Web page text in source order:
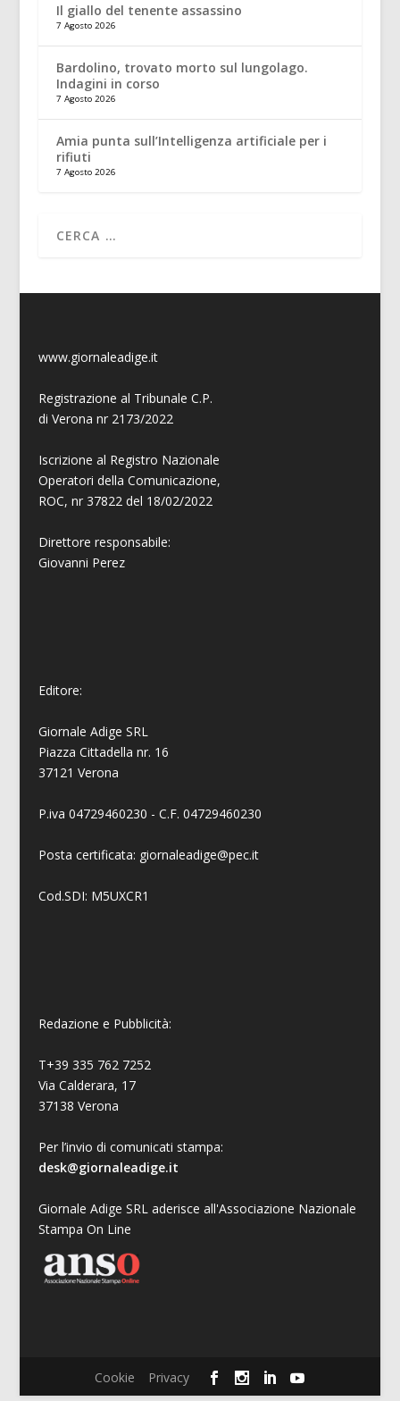
Il giallo del tenente assassino
7 Agosto 2026
Bardolino, trovato morto sul lungolago.
Indagini in corso
7 Agosto 2026
Amia punta sull’Intelligenza artificiale per i
rifiuti
7 Agosto 2026
www.giornaleadige.it
Registrazione al Tribunale C.P.
di Verona nr 2173/2022
Iscrizione al Registro Nazionale
Operatori della Comunicazione,
ROC, nr 37822 del 18/02/2022
Direttore responsabile:
Giovanni Perez
Editore:
Giornale Adige SRL
Piazza Cittadella nr. 16
37121 Verona
P.iva 04729460230 - C.F. 04729460230
Posta certificata: giornaleadige@pec.it
Cod.SDI: M5UXCR1
Redazione e Pubblicità:
T+39 335 762 7252
Via Calderara, 17
37138 Verona
Per l’invio di comunicati stampa:
desk@giornaleadige.it
Giornale Adige SRL aderisce all'Associazione Nazionale
Stampa On Line
Cookie Privacy